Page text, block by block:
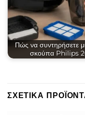
Πώς να συντηρήσετε
σκούπα Philips
ΣΧΕΤΙΚΆ